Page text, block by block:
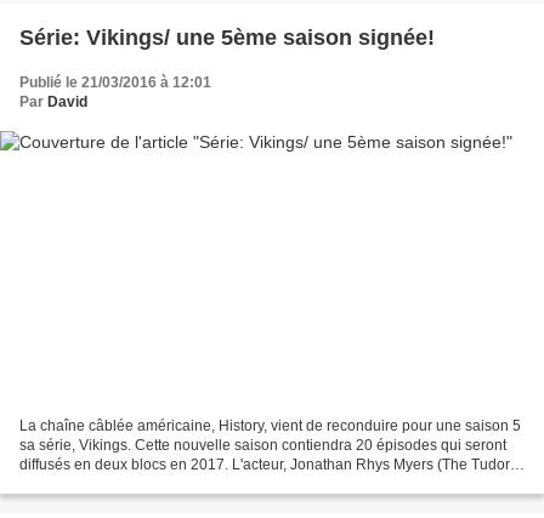
Série: Vikings/ une 5ème saison signée!
Publié le 21/03/2016 à 12:01
Par David
La chaîne câblée américaine, History, vient de reconduire pour une saison 5
sa série, Vikings. Cette nouvelle saison contiendra 20 épisodes qui seront
diffusés en deux blocs en 2017. L'acteur, Jonathan Rhys Myers (The Tudors)